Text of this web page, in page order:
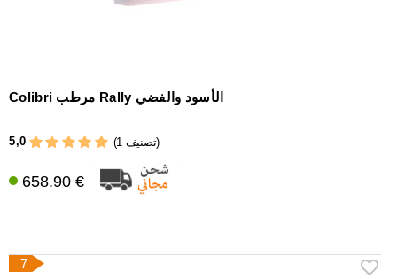
Colibri مرطب Rally الأسود والفضي
5,0 (1 تصنيف)
658.90 €
7